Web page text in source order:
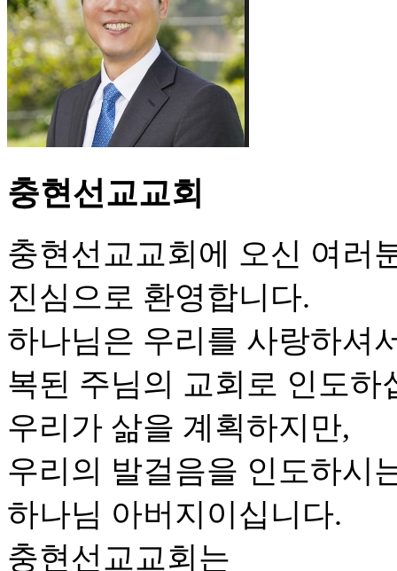
충현선교교회
충현선교교회에 오신 여러
진심으로 환영합니다.
하나님은 우리를 사랑하셔
복된 주님의 교회로 인도하
우리가 삶을 계획하지만,
우리의 발걸음을 인도하시
하나님 아버지이십니다.
충현선교교회는